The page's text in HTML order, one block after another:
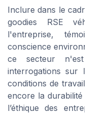
Inclure dans le
goodies RSE
l'entreprise,
conscience
ce secteur
interrogations sur
conditions de
encore la
l’éthique des